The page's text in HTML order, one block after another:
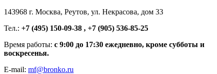
143968 г. Москва, Реутов, ул. Некрасова, дом 33
Тел.: +7 (495) 150-09-38 , +7 (905) 536-85-25
Время работы: с 9:00 до 17:30 ежедневно, кроме субботы и
воскресенья.
E-mail: mf@bronko.ru